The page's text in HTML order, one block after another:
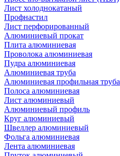
Лист холоднокатаный
Профнастил
Лист перфорированный
Алюминиевый прокат
Плита алюминиевая
Проволока алюминиевая
Пудра алюминиевая
Алюминиевая труба
Алюминиевая профильная труба
Полоса алюминиевая
Лист алюминиевый
Алюминиевый профиль
Круг алюминиевый
Швеллер алюминиевый
Фольга алюминиевая
Лента алюминиевая